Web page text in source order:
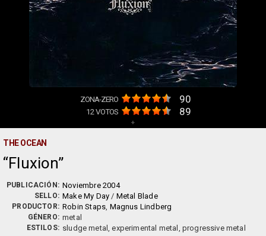
ZONA-ZERO 90
12VOTOS 89
+
THE OCEAN
Fluxion
PUBLICACIÓN: Noviembre 2004
SELLO: Make My Day / Metal Blade
PRODUCTOR: Robin Staps, Magnus Lindberg
GÉNERO: metal
ESTILOS: sludge metal, experimental metal, progressive metal